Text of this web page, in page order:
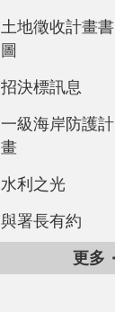
土地徵收計畫書
圖
招決標訊息
一級海岸防護計
畫
水利之光
與署長有約
更多